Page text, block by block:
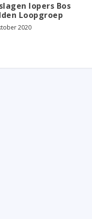
lopers Bos
Loopgroep
2020